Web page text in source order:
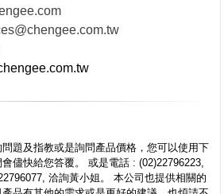
題及指教或是詢問產品價格，您可以使用下
儘快給您答覆。 或是電話 : (02)22796223,
洽詢黃小姐。 本公司也提供相關的